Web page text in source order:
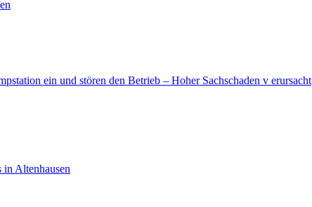
ein und stören den Betrieb – Hoher Sachschaden v erursacht
in Altenhausen